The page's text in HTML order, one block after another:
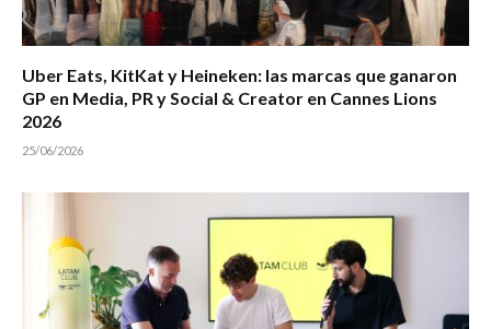
Uber Eats, KitKat y Heineken: las marcas que ganaron
GP en Media, PR y Social & Creator en Cannes Lions
2026
25/06/2026